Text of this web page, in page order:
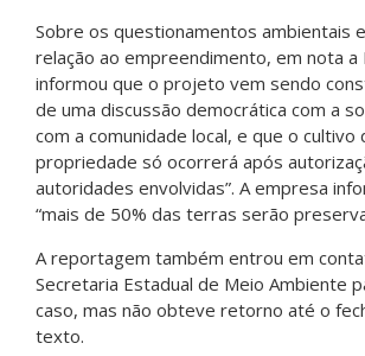
Sobre os questionamentos ambientais
relação ao empreendimento, em nota a
informou que o projeto vem sendo
de uma discussão democrática com a
com a comunidade local, e que o cultivo
propriedade só ocorrerá após
autoridades envolvidas”. A empresa
“mais de 50% das terras serão
A reportagem também entrou em
Secretaria Estadual de Meio Ambiente
caso, mas não obteve retorno até o
texto.